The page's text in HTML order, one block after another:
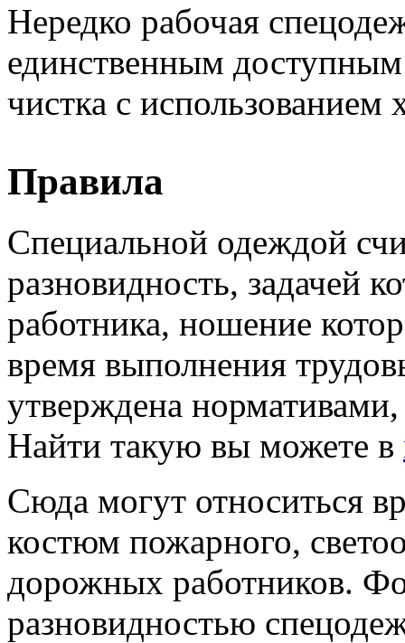
Нередко рабочая
единственным доступным
чистка с
Правила
Специальной одеждой
разновидность, задачей
работника, ношение
время выполнения
утверждена
Найти такую вы можете в
Сюда могут относиться
костюм пожарного,
дорожных работников.
разновидностью